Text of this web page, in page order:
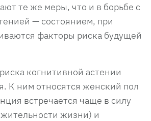
те же меры, что и в борьбе с
— состоянием, при
факторы риска будущей
когнитивной астении
К ним относятся женский пол
встречается чаще в силу
жизни) и